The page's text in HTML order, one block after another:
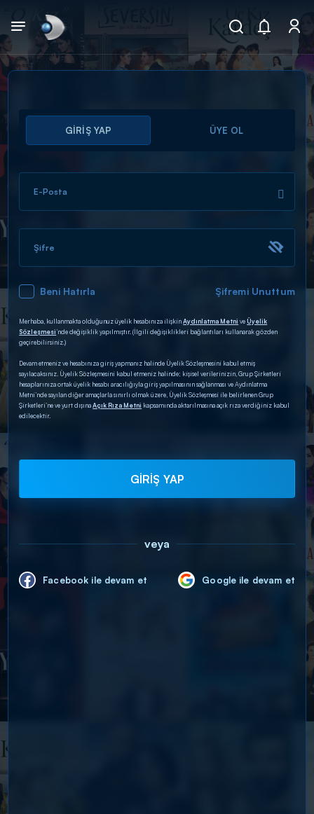
Arama
ARAMA SONUÇLARI
DİĞER SONUÇLAR
GİRİŞ YAP ÜYE OL
E-Posta
Şifre
Beni Hatırla Şifremi Unuttum
Merhaba, kullanmakta olduğunuz üyelik hesabınıza ilişkinAydınlatma Metni veÜyelik
Sözleşmesi’nde değişiklik yapılmıştır. (İlgili değişiklikleri bağlantıları kullanarak gözden
geçirebilirsiniz.)
Devam etmeniz ve hesabınıza giriş yapmanız halinde Üyelik Sözleşmesini kabul etmiş
sayılacaksınız. Üyelik Sözleşmesini kabul etmeniz halinde; kişisel verilerinizin, Grup Şirketleri
hesaplarınıza ortak üyelik hesabı aracılığıyla giriş yapılmasının sağlanması ve Aydınlatma
Metni’nde sayılan diğer amaçlarla sınırlı olmak üzere, Üyelik Sözleşmesi ile belirlenen Grup
Şirketleri’ne ve yurt dışınaAçık Rıza Metni kapsamında aktarılmasına açık rıza verdiğiniz kabul
edilecektir.
GİRİŞ YAP
veya
Facebook ile devam et Google ile devam et